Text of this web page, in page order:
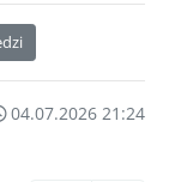
04.07.2026 21:24